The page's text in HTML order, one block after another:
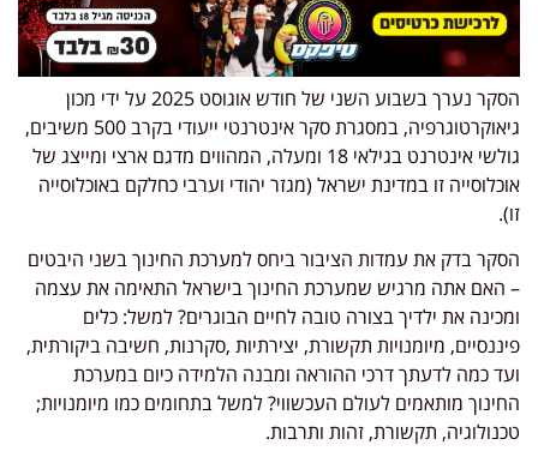
הסקר נערך בשבוע השני של חודש אוגוסט 2025 על ידי מכון
גיאוקרטוגרפיה, במסגרת סקר אינטרנטי ייעודי בקרב 500 משיבים,
גולשי אינטרנט בגילאי 18 ומעלה, המהווים מדגם ארצי ומייצג של
אוכלוסייה זו במדינת ישראל (מגזר יהודי וערבי כחלקם באוכלוסייה
זו).
הסקר בדק את עמדות הציבור ביחס למערכת החינוך בשני היבטים
– האם אתה מרגיש שמערכת החינוך בישראל התאימה את עצמה
ומכינה את ילדיך בצורה טובה לחיים הבוגרים? למשל: כלים
פיננסיים, מיומנויות תקשורת, יצירתיות ,סקרנות, חשיבה ביקורתית,
ועד כמה לדעתך דרכי ההוראה ומבנה הלמידה כיום במערכת
החינוך מותאמים לעולם העכשווי? למשל בתחומים כמו מיומנויות;
טכנולוגיה, תקשורת, זהות ותרבות.